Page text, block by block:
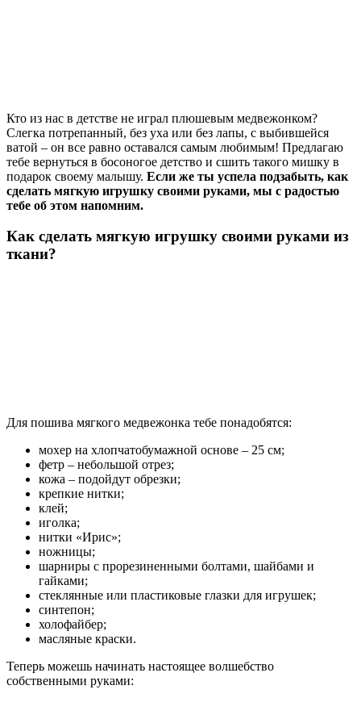
Кто из нас в детстве не играл плюшевым медвежонком?
Слегка потрепанный, без уха или без лапы, с выбившейся
ватой – он все равно оставался самым любимым! Предлагаю
тебе вернуться в босоногое детство и сшить такого мишку в
подарок своему малышу. Если же ты успела подзабыть, как
сделать мягкую игрушку своими руками, мы с радостью
тебе об этом напомним.
Как сделать мягкую игрушку своими руками из
ткани?
Для пошива мягкого медвежонка тебе понадобятся:
мохер на хлопчатобумажной основе – 25 см;
фетр – небольшой отрез;
кожа – подойдут обрезки;
крепкие нитки;
клей;
иголка;
нитки «Ирис»;
ножницы;
шарниры с прорезиненными болтами, шайбами и
гайками;
стеклянные или пластиковые глазки для игрушек;
синтепон;
холофайбер;
масляные краски.
Теперь можешь начинать настоящее волшебство
собственными руками: